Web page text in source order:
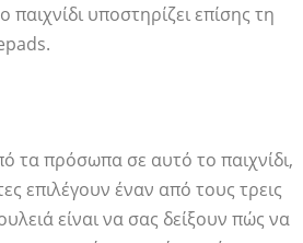
υποστηρίζει επίσης τη
τα πρόσωπα σε αυτό το παιχνίδι,
επιλέγουν έναν από τους τρεις
είναι να σας δείξουν πώς να